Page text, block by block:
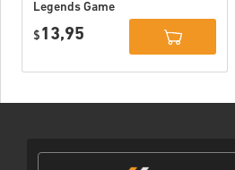
Legends Game
$ 13,95